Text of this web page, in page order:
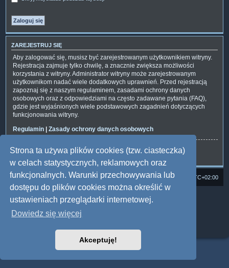
Strona ta używa plików cookies (tzw. ciasteczka)
w celach statystycznych, reklamowych oraz
funkcjonalnych. Warunki przechowywania lub
dostępu do plików cookies można określić w
ustawieniach przeglądarki internetowej.
Dowiedz się więcej
Akceptuję!
ZAREJESTRUJ SIĘ
Aby zalogować się, musisz być zarejestrowanym użytkownikiem witryny.
Rejestracja zajmuje tylko chwilę, a znacznie zwiększa możliwości
korzystania z witryny. Administrator witryny może zarejestrowanym
użytkownikom nadać wiele dodatkowych uprawnień. Przed rejestracją
zapoznaj się z naszym regulaminem, zasadami ochrony danych
osobowych oraz z odpowiedziami na często zadawane pytania (FAQ),
gdzie jest wyjaśnionych wiele podstawowych zagadnień dotyczących
funkcjonowania witryny.
Regulamin | Zasady ochrony danych osobowych
Zarejestruj się
Strona domowa Forum Satedu Strefa czasowa UTC+02:00
Technologię dostarcza phpBB® Forum Software © phpBB Limited
Polski pakiet językowy dostarcza
phpBB.pl
Style: Multi Design by Joyce&Luna
Zasady ochrony danych osobowych